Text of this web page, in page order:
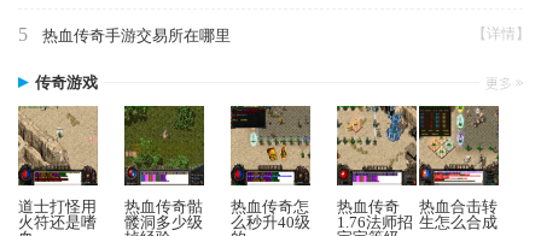
5 热血传奇手游交易所在哪里 【详情】
传奇游戏
道士打怪用
火符还是嗜
热血传奇骷
髅洞多少级
热血传奇怎
么秒升40级
热血传奇
1.76法师招
热血合击转
生怎么合成